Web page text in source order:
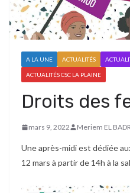
A LA UNE ACTUALITÉS
ACTUALITÉS CSC LA PLAINE
Droits des
mars 9, 2022 Meriem EL
Une après-midi est dédiée
12 mars à partir de 14h à la